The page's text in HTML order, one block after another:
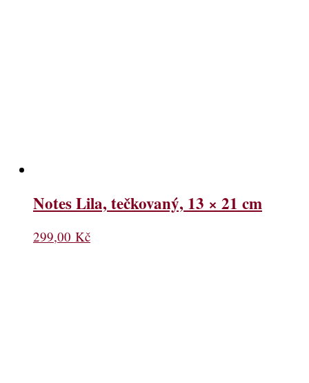
Notes Lila, tečkovaný, 13 × 21 cm
299,00 Kč